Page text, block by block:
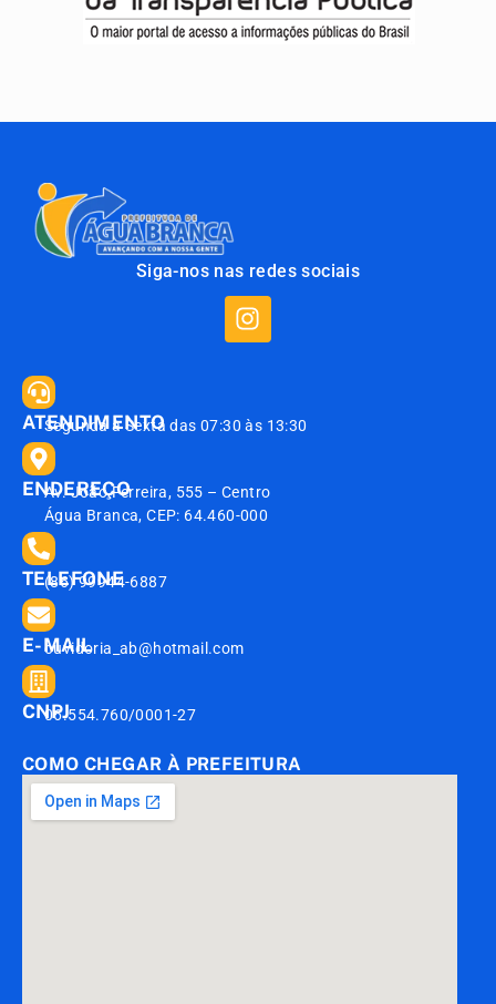
Siga-nos nas redes sociais
ATENDIMENTO
Segunda à Sexta das 07:30 às 13:30
ENDEREÇO
Av. João Ferreira, 555 – Centro
Água Branca, CEP: 64.460-000
TELEFONE
(86) 99944-6887
E-MAIL
ouvidoria_ab@hotmail.com
CNPJ06.554.760/0001-27
COMO CHEGAR À PREFEITURA